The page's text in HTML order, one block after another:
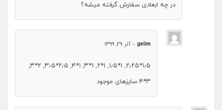
در چه ابعادی سفارش گرفته میشه؟
gelim
– آذر 29, 1399
۱٫۵*۲٫۲۵, ۱*۱٫۵, ۱*۲, ۱*۳, ۱*۴, ۲٫۵*۳٫۵, ۲*۳,
۳*۴ سایزهای موجود